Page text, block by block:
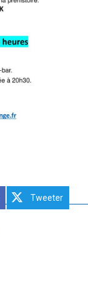
Tweeter